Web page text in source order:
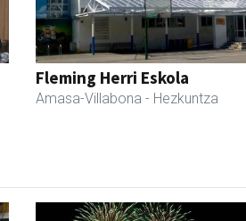
Fleming Herri Eskola
Amasa-Villabona - Hezkuntza